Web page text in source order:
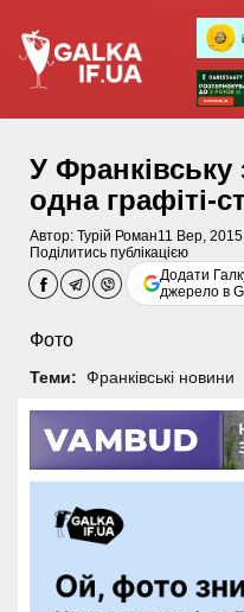
У Франківську
одна графіті-
Автор: Турій Роман11 Вер,
Поділитись публікацією
Додати
джерело в
Фото
Теми: Франківські новини